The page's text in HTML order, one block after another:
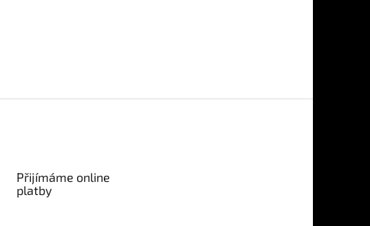
Přijímáme online
platby